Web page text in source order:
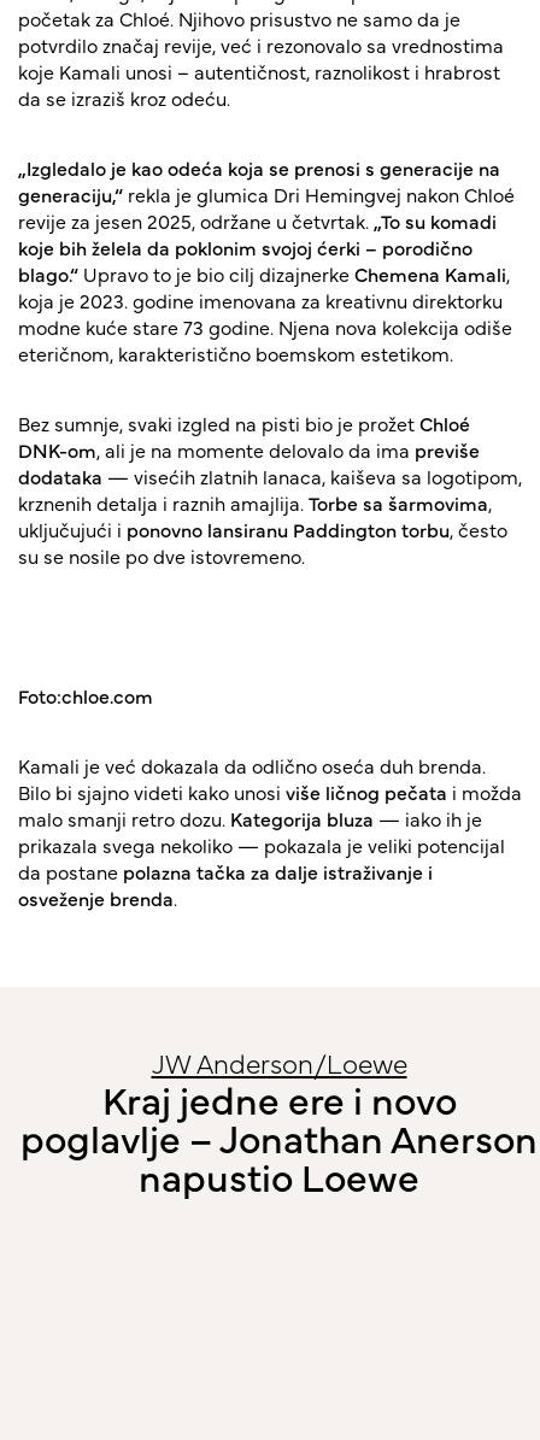
početak za Chloé. Njihovo prisustvo ne samo da je
potvrdilo značaj revije, već i rezonovalo sa vrednostima
koje Kamali unosi – autentičnost, raznolikost i hrabrost
da se izraziš kroz odeću.
„Izgledalo je kao odeća koja se prenosi s generacije na
generaciju,“ rekla je glumica Dri Hemingvej nakon Chloé
revije za jesen 2025, održane u četvrtak. „To su komadi
koje bih želela da poklonim svojoj ćerki – porodično
blago.“ Upravo to je bio cilj dizajnerkeChemena Kamali,
koja je 2023. godine imenovana za kreativnu direktorku
modne kuće stare 73 godine. Njena nova kolekcija odiše
eteričnom, karakteristično boemskom estetikom.
Bez sumnje, svaki izgled na pisti bio je prožetChloé
DNK-om, ali je na momente delovalo da ima previše
dodataka — visećih zlatnih lanaca, kaiševa sa logotipom,
krznenih detalja i raznih amajlija. Torbe sa šarmovima,
uključujući i ponovno lansiranu Paddington torbu, često
su se nosile po dve istovremeno.
Foto:chloe.com
Kamali je već dokazala da odlično oseća duh brenda.
Bilo bi sjajno videti kako unosi više ličnog pečata i možda
malo smanji retro dozu. Kategorija bluza — iako ih je
prikazala svega nekoliko — pokazala je veliki potencijal
da postane polazna tačka za dalje istraživanje i
osveženje brenda.
JW Anderson/Loewe
Kraj jedne ere i novo
poglavlje – Jonathan Anerson
napustio Loewe